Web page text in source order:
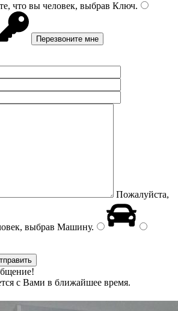
что вы человек, выбрав Ключ.
Пожалуйста,
выбрав Машину.
с Вами в ближайшее время.